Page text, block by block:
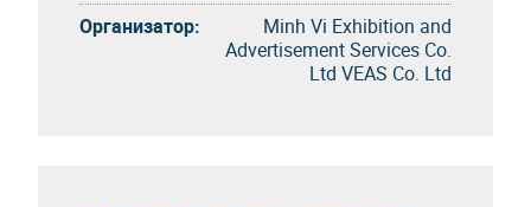
Организатор:
Minh Vi Exhibition and
Advertisement Services Co.
Ltd VEAS Co. Ltd